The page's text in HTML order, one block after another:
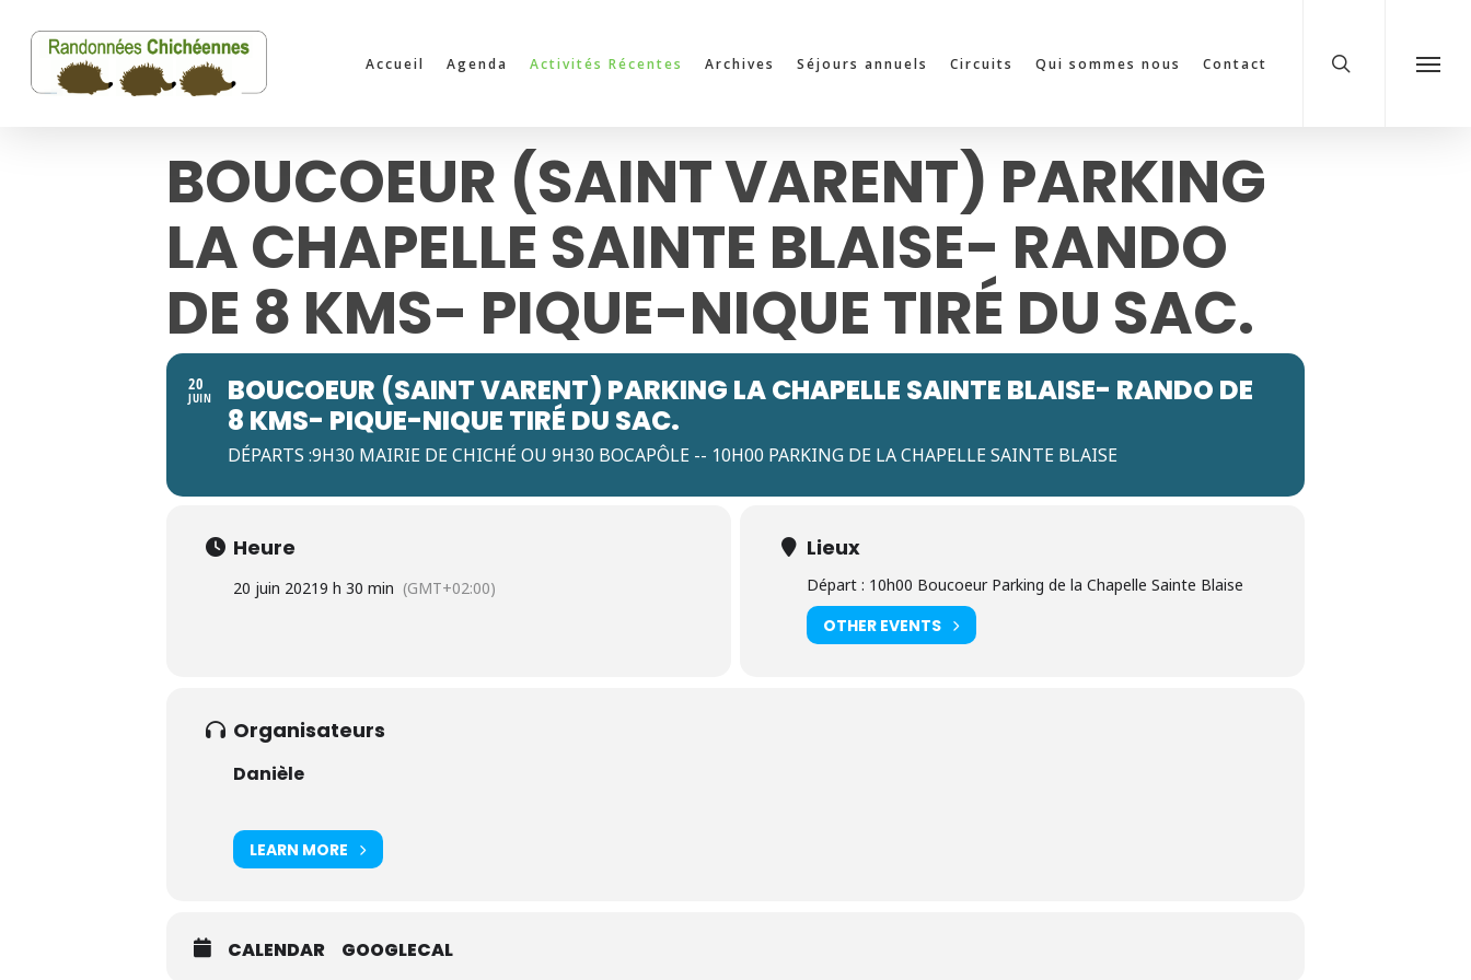
content
Accueil Agenda Activités Récentes Archives Séjours annuels Circuits Qui sommes nous Contact Menu
BOUCOEUR (SAINT VARENT) PARKING
LA CHAPELLE SAINTE BLAISE- RANDO
DE 8 KMS- PIQUE-NIQUE TIRÉ DU SAC.
20
JUIN
BOUCOEUR (SAINT VARENT) PARKING LA CHAPELLE SAINTE BLAISE- RANDO DE
8 KMS- PIQUE-NIQUE TIRÉ DU SAC.
DÉPARTS :9H30 MAIRIE DE CHICHÉ OU 9H30 BOCAPÔLE -- 10H00 PARKING DE LA CHAPELLE SAINTE BLAISE
Heure
20 juin 20219 h 30 min (GMT+02:00)
Lieux
Départ : 10h00 Boucoeur Parking de la Chapelle Sainte Blaise
OTHER EVENTS
Organisateurs
Danièle
LEARN MORE
CALENDAR GOOGLECAL